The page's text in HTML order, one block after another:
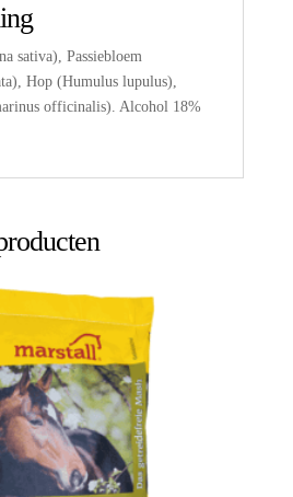
sativa), Passiebloem
Hop (Humulus lupulus),
officinalis). Alcohol 18%